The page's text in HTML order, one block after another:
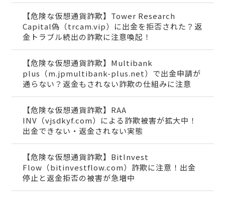
【危険な仮想通貨詐欺】Tower Research
Capital偽（trcam.vip）に出金を拒否された？返
金トラブル続出の詐欺に注意喚起！
【危険な仮想通貨詐欺】Multibank
plus（m.jpmultibank-plus.net）で出金申請が
通らない？返金もされない詐欺の仕組みに注意
【危険な仮想通貨詐欺】RAA
INV（vjsdkyf.com）による詐欺被害が拡大中！
出金できない・返金されない実態
【危険な仮想通貨詐欺】BitInvest
Flow（bitinvestflow.com）詐欺に注意！出金
停止と返金拒否の被害が急増中